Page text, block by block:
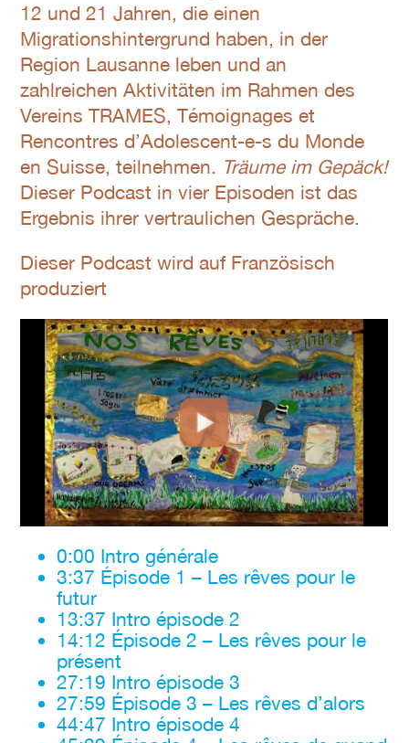
12 und 21 Jahren, die einen
Migrationshintergrund haben, in der
Region Lausanne leben und an
zahlreichen Aktivitäten im Rahmen des
Vereins TRAMES, Témoignages et
Rencontres d’Adolescent-e-s du Monde
en Suisse, teilnehmen. Träume im Gepäck!
Dieser Podcast in vier Episoden ist das
Ergebnis ihrer vertraulichen Gespräche.
Dieser Podcast wird auf Französisch
produziert
0:00 Intro générale
3:37 Épisode 1 – Les rêves pour le
futur
13:37 Intro épisode 2
14:12 Épisode 2 – Les rêves pour le
présent
27:19 Intro épisode 3
27:59 Épisode 3 – Les rêves d’alors
44:47 Intro épisode 4